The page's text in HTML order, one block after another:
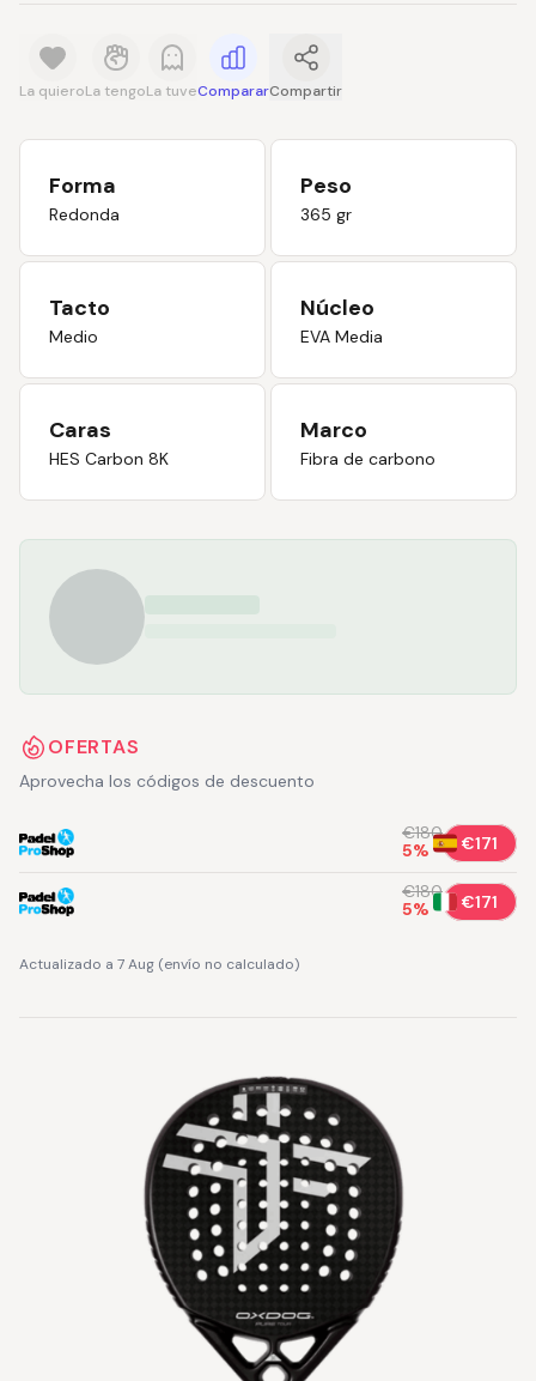
La quieroLa tengoLa tuveCompararCompartir
Forma
Redonda
Peso
365 gr
Tacto
Medio
Núcleo
EVA Media
Caras
HES Carbon 8K
Marco
Fibra de carbono
OFERTAS
Aprovecha los códigos de descuento
€180
5% €171
€180
5% €171
Actualizado a 7 Aug (envío no calculado)